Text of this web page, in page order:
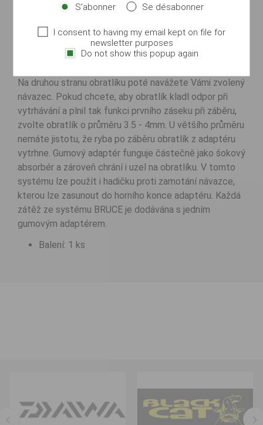
na vlasec navlečete gumový adaptér, pod který pak
navážete válečkový obratlík pokud možno perforovaný
o průměru 3 až 4 mm, který má funkci zarážky. Na
adaptér pak můžete nasadit jednu z výměnných zátěží
Na druhou stranu obratlíku poté navážete Vámi zvolený
návazec. Pokud chcete, aby obratlík kladl odpor při
vytrhávání a plnil tak funkci prvního záseku při záběru,
zvolte obratlík o průměru 3.5 - 4mm. U většího průměru
nemáte jistotu, že ryba po záběru obratlík z adaptéru
vytrhne. Gumový adaptér funguje částečně jako šokový
absorbér a zároveň chrání i uzel na obratlíku. V tomto
systému lze použít i hadičku proti zamotání návazce,
kterou lze zasunout do horního konce adaptéru. Každá
zátěž ze systému BRUCE je dodávána s jedním
gumovým adaptérem.
Balení: 1 ks
S'abonner Se désabonner
I consent to having my email kept on file for
newsletter purposes
Do not show this popup again